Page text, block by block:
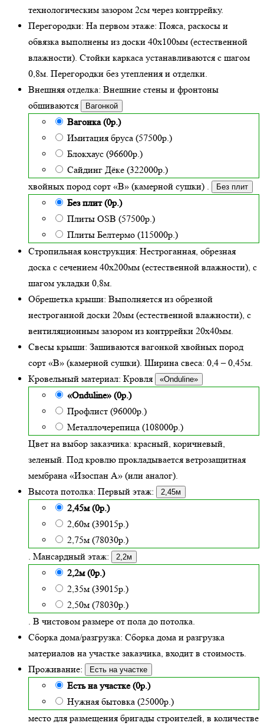
технологическим зазором 2см через контррейку.
Перегородки: На первом этаже: Пояса, раскосы и
обвязка выполнены из доски 40х100мм (естественной
влажности). Стойки каркаса устанавливаются с шагом
0,8м. Перегородки без утепления и отделки.
Внешняя отделка: Внешние стены и фронтоны
обшиваются
Вагонкой
Вагонка (0р.)
Имитация бруса (57500р.)
Блокхаус (96600р.)
Сайдинг Дёке (322000р.)
хвойных пород сорт «В» (камерной сушки) . Без плит
Без плит (0р.)
Плиты OSB (57500р.)
Плиты Белтермо (115000р.)
Стропильная конструкция: Нестроганная, обрезная
доска с сечением 40х200мм (естественной влажности), с
шагом укладки 0,8м.
Обрешетка крыши: Выполняется из обрезной
нестроганной доски 20мм (естественной влажности), с
вентиляционным зазором из контррейки 20х40мм.
Свесы крыши: Зашиваются вагонкой хвойных пород
сорт «В» (камерной сушки). Ширина свеса: 0,4 – 0,45м.
Кровельный материал: Кровля «Onduline»
«Onduline» (0р.)
Профлист (96000р.)
Металлочерепица (108000р.)
Цвет на выбор заказчика: красный, коричневый,
зеленый. Под кровлю прокладывается ветрозащитная
мембрана «Изоспан А» (или аналог).
Высота потолка: Первый этаж: 2,45м
2,45м (0р.)
2,60м (39015р.)
2,75м (78030р.)
. Мансардный этаж:
2,2м
2,2м (0р.)
2,35м (39015р.)
2,50м (78030р.)
. В чистовом размере от пола до потолка.
Сборка дома/разгрузка: Сборка дома и разгрузка
материалов на участке заказчика, входит в стоимость.
Проживание:
Есть на участке
Есть на участке (0р.)
Нужная бытовка (25000р.)
место для размещения бригады строителей, в количестве